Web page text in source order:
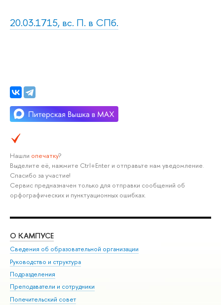
20.03.1715, вс. П. в СПб.
Нашли опечатку?
Выделите её, нажмите Ctrl+Enter и отправьте нам уведомление.
Спасибо за участие!
Сервис предназначен только для отправки сообщений об
орфографических и пунктуационных ошибках.
О КАМПУСЕ
Сведения об образовательной организации
Руководство и структура
Подразделения
Преподаватели и сотрудники
Попечительский совет